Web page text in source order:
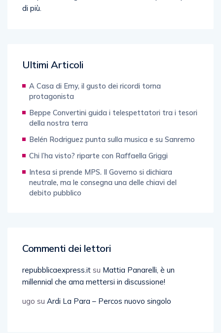
Ultimi Articoli
A Casa di Emy, il gusto dei ricordi torna
protagonista
Beppe Convertini guida i telespettatori tra i tesori
della nostra terra
Belén Rodriguez punta sulla musica e su Sanremo
Chi l’ha visto? riparte con Raffaella Griggi
Intesa si prende MPS. Il Governo si dichiara
neutrale, ma le consegna una delle chiavi del
debito pubblico
Commenti dei lettori
repubblicaexpress.it su Mattia Panarelli, è un
millennial che ama mettersi in discussione!
ugo su Ardi La Para – Percos nuovo singolo